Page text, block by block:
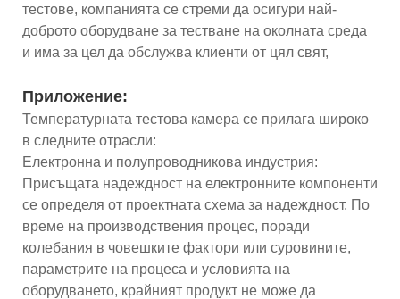
тестове, компанията се стреми да осигури най-
доброто оборудване за тестване на околната среда
и има за цел да обслужва клиенти от цял ​​свят,
Приложение:
Температурната тестова камера се прилага широко
в следните отрасли:
Електронна и полупроводникова индустрия:
Присъщата надеждност на електронните компоненти
се определя от проектната схема за надеждност. По
време на производствения процес, поради
колебания в човешките фактори или суровините,
параметрите на процеса и условията на
оборудването, крайният продукт не може да